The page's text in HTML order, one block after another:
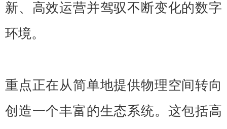
新、高效运营并驾驭不断变化的数字
环境。
重点正在从简单地提供物理空间转向
创造一个丰富的生态系统。这包括高